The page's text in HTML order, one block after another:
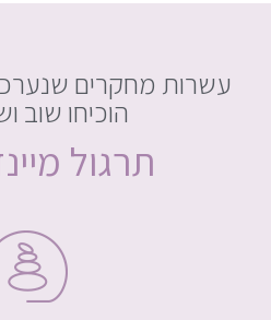
עשרות מחקרים
הוכיחו שוב
תרגול